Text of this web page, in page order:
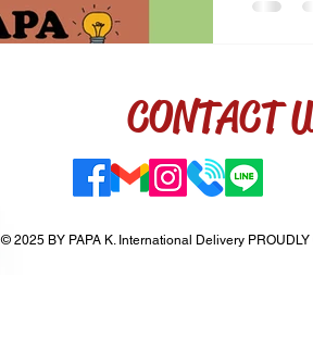
CONTACT
© 2025 BY PAPA K. International Delivery PROUDLY